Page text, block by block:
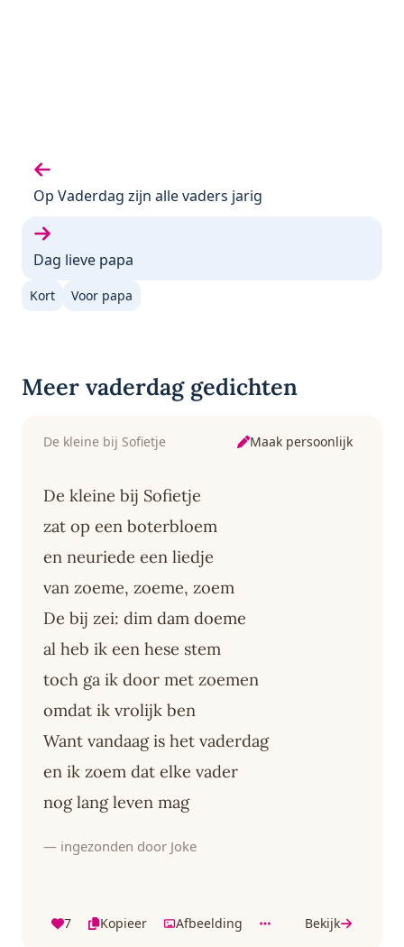
Vorige gedicht:
Op Vaderdag zijn alle vaders jarig
Volgende gedicht:
Dag lieve papa
Kort Voor papa
Meer vaderdag gedichten
De kleine bij Sofietje Maak persoonlijk
De kleine bij Sofietje
zat op een boterbloem
en neuriede een liedje
van zoeme, zoeme, zoem
De bij zei: dim dam doeme
al heb ik een hese stem
toch ga ik door met zoemen
omdat ik vrolijk ben
Want vandaag is het vaderdag
en ik zoem dat elke vader
nog lang leven mag
— ingezonden door Joke
7 Kopieer Afbeelding Bekijk